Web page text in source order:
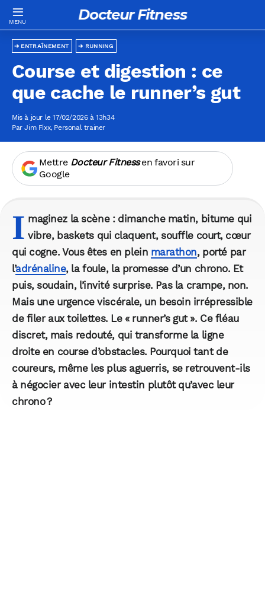
Docteur Fitness
RUNNING
ENTRAÎNEMENT
Course et digestion : ce
que cache le runner’s gut
Mis à jour le 17/02/2026 à 13h34
ParJim Fixx, Personal trainer
Mettre Docteur Fitnessen favori sur
Google
I maginez la scène : dimanche matin, bitume qui
vibre, baskets qui claquent, souffle court, cœur
qui cogne. Vous êtes en plein marathon, porté par
l’adrénaline, la foule, la promesse d’un chrono. Et
puis, soudain, l’invité surprise. Pas la crampe, non.
Mais une urgence viscérale, un besoin irrépressible
de filer aux toilettes. Le « runner’s gut ». Ce fléau
discret, mais redouté, qui transforme la ligne
droite en course d’obstacles. Pourquoi tant de
coureurs, même les plus aguerris, se retrouvent-ils
à négocier avec leur intestin plutôt qu’avec leur
chrono ?